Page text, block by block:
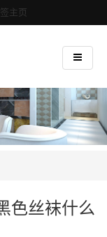
主页
色丝袜什么